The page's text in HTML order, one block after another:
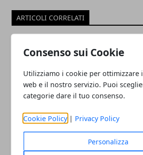
Consenso sui Cookie
Utilizziamo i cookie per ottimizzare
web e il nostro servizio. Puoi
categorie dare il tuo consenso.
Cookie Policy | Privacy Policy
Personalizza
ARTICOLI CORRELATI
Archiviazione dati: le